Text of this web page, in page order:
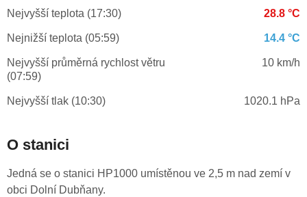
Nejvyšší teplota (17:30) 28.8 °C
Nejnižší teplota (05:59) 14.4 °C
Nejvyšší průměrná rychlost větru
(07:59)
10 km/h
Nejvyšší tlak (10:30) 1020.1 hPa
O stanici
Jedná se o stanici HP1000 umístěnou ve 2,5 m nad zemí v
obci Dolní Dubňany.